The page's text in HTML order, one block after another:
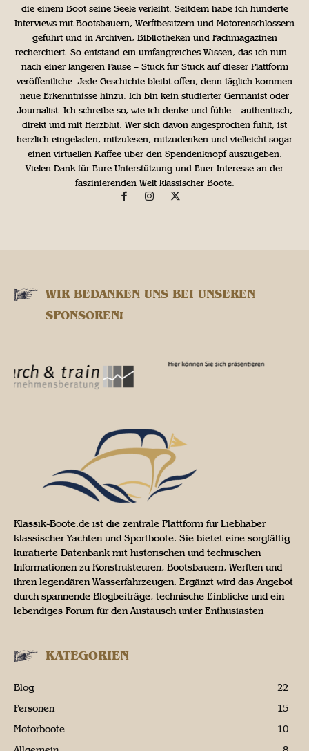
die einem Boot seine Seele verleiht. Seitdem habe ich hunderte
Interviews mit Bootsbauern, Werftbesitzern und Motorenschlossern
geführt und in Archiven, Bibliotheken und Fachmagazinen
recherchiert. So entstand ein umfangreiches Wissen, das ich nun –
nach einer längeren Pause – Stück für Stück auf dieser Plattform
veröffentliche. Jede Geschichte bleibt offen, denn täglich kommen
neue Erkenntnisse hinzu. Ich bin kein studierter Germanist oder
Journalist. Ich schreibe so, wie ich denke und fühle – authentisch,
direkt und mit Herzblut. Wer sich davon angesprochen fühlt, ist
herzlich eingeladen, mitzulesen, mitzudenken und vielleicht sogar
einen virtuellen Kaffee über den Spendenknopf auszugeben.
Vielen Dank für Eure Unterstützung und Euer Interesse an der
faszinierenden Welt klassischer Boote.
WIR BEDANKEN UNS BEI UNSEREN
SPONSOREN!
Klassik-Boote.de ist die zentrale Plattform für Liebhaber
klassischer Yachten und Sportboote. Sie bietet eine sorgfältig
kuratierte Datenbank mit historischen und technischen
Informationen zu Konstrukteuren, Bootsbauern, Werften und
ihren legendären Wasserfahrzeugen. Ergänzt wird das Angebot
durch spannende Blogbeiträge, technische Einblicke und ein
lebendiges Forum für den Austausch unter Enthusiasten
KATEGORIEN
Blog
22
Personen
15
Motorboote
10